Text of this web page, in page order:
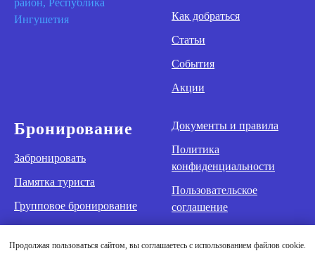
Продолжая пользоваться сайтом, вы соглашаетесь с использованием файлов cookie.
район, Республика
Ингушетия
Как добраться
Статьи
События
Акции
Бронирование
Забронировать
Памятка туриста
Групповое бронирование
Контакты
Документы и правила
Политика
конфиденциальности
Пользовательское
соглашение